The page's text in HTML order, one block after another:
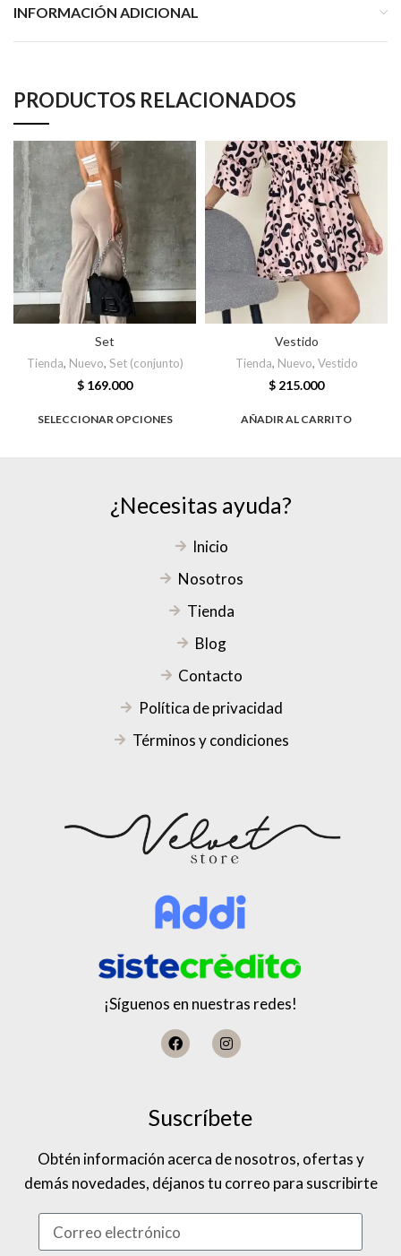
INFORMACIÓN ADICIONAL
PRODUCTOS RELACIONADOS
Set
Tienda, Nuevo, Set (conjunto)
$ 169.000
SELECCIONAR OPCIONES
Vestido
Tienda, Nuevo, Vestido
$ 215.000
AÑADIR AL CARRITO
¿Necesitas ayuda?
Inicio
Nosotros
Tienda
Blog
Contacto
Política de privacidad
Términos y condiciones
¡Síguenos en nuestras redes!
Suscríbete
Obtén información acerca de nosotros, ofertas y
demás novedades, déjanos tu correo para suscribirte